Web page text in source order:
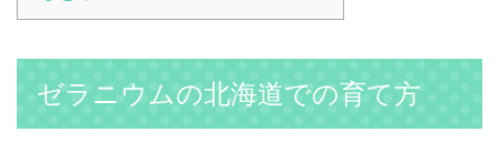
ゼラニウムの北海道での育て方